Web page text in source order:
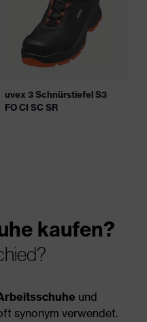
uvex 3 Schnürstiefel S3
FO CI SC SR
kaufen?
und
synonym verwendet.